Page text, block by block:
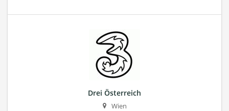
Drei Österreich
Wien